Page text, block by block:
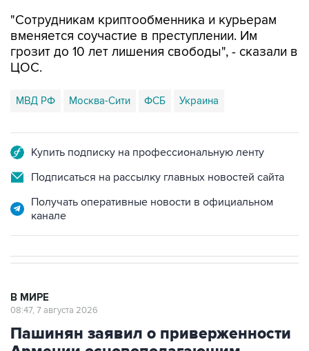
грозит до 10 лет лишения свободы", - сказали в
ЦОС.
МВД РФ
Подписаться на рассылку главных новостей сайта
Получать оперативные новости в официальном
Пашинян заявил о приверженности
Армении основополагающим
принципам ЕАЭС